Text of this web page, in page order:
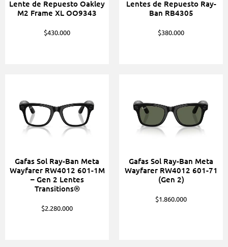
Lente de Repuesto Oakley
M2 Frame XL OO9343
$430.000
Lentes de Repuesto Ray-
Ban RB4305
$380.000
Gafas Sol Ray-Ban Meta
Wayfarer RW4012 601-1M
– Gen 2 Lentes
Transitions®
$2.280.000
Gafas Sol Ray-Ban Meta
Wayfarer RW4012 601-71
(Gen 2)
$1.860.000